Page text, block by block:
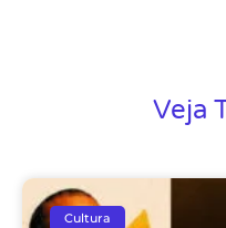
Veja
Cultura